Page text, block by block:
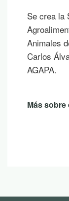
Se crea la
Animales
Carlos
AGAPA.
Más